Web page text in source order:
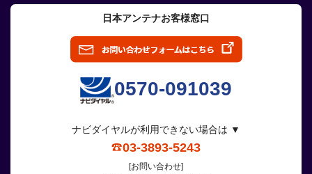
日本アンテナお客様窓口
0570-091039
ナビダイヤルが利用できない場合は ▼
03-3893-5243
[お問い合わせ]